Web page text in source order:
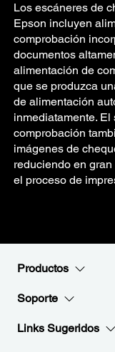
Los escáneres de
Epson incluyen
comprobación
documentos
alimentación de
que se produzca
de alimentación
inmediatamente.
comprobación
imágenes de
reduciendo en
el proceso de
Productos
Soporte
Links Sugeridos